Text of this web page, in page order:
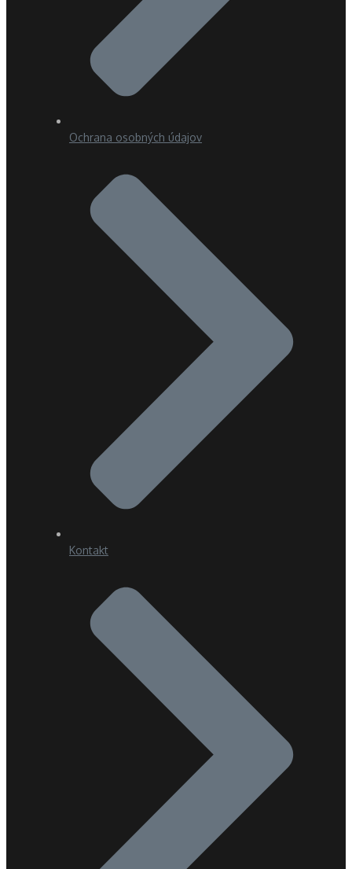
Ochrana osobných údajov
Kontakt